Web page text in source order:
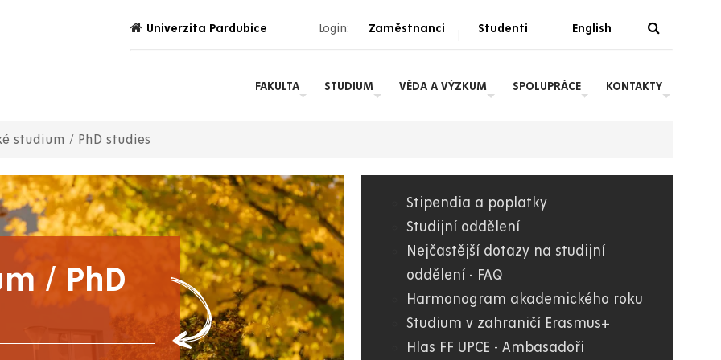
Univerzita Pardubice Login: Zaměstnanci | Studenti English
FAKULTA STUDIUM VĚDA A VÝZKUM SPOLUPRÁCE KONTAKTY
studium / PhD studies
/ PhD
06.
FF
Stipendia a poplatky
Studijní oddělení
Nejčastější dotazy na studijní
oddělení - FAQ
Harmonogram akademického roku
Studium v zahraničí Erasmus+
Hlas FF UPCE - Ambasadoři